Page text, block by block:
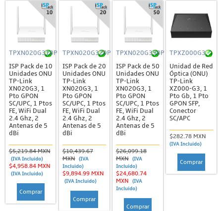
TPXN020G310P
ISP Pack de 10
Unidades ONU
TP-Link
XN020G3, 1
Pto GPON
SC/UPC, 1 Ptos
FE, WiFi Dual
2.4 Ghz, 2
Antenas de 5
dBi
$5,219.84 MXN
(IVA Incluido)
$4,958.84 MXN
(IVA Incluido)
Comprar
TPXN020G320P
ISP Pack de 20
Unidades ONU
TP-Link
XN020G3, 1
Pto GPON
SC/UPC, 1 Ptos
FE, WiFi Dual
2.4 Ghz, 2
Antenas de 5
dBi
$10,439.67
MXN
(IVA
Incluido)
$9,894.99 MXN
(IVA Incluido)
Comprar
TPXN020G350P
ISP Pack de 50
Unidades ONU
TP-Link
XN020G3, 1
Pto GPON
SC/UPC, 1 Ptos
FE, WiFi Dual
2.4 Ghz, 2
Antenas de 5
dBi
$26,099.18
MXN
(IVA
Incluido)
$24,680.74
MXN
(IVA
Incluido)
Comprar
TPXZ000G3
Unidad de Red
Óptica (ONU)
TP-Link
XZ000-G3, 1
Pto Gb, 1 Pto
GPON SFP,
Conector
SC/APC
$282.78 MXN
(IVA Incluido)
Comprar